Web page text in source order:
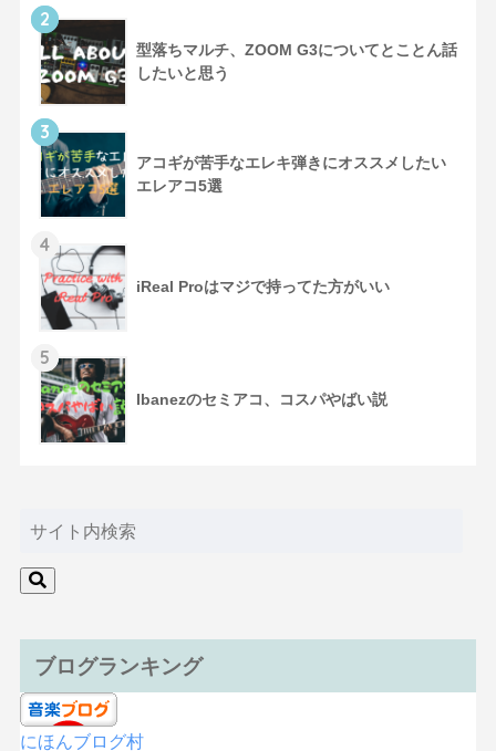
2
型落ちマルチ、ZOOM G3についてとことん話
したいと思う
3
アコギが苦手なエレキ弾きにオススメしたい
エレアコ5選
4
iReal Proはマジで持ってた方がいい
5
Ibanezのセミアコ、コスパやばい説
ブログランキング
にほんブログ村